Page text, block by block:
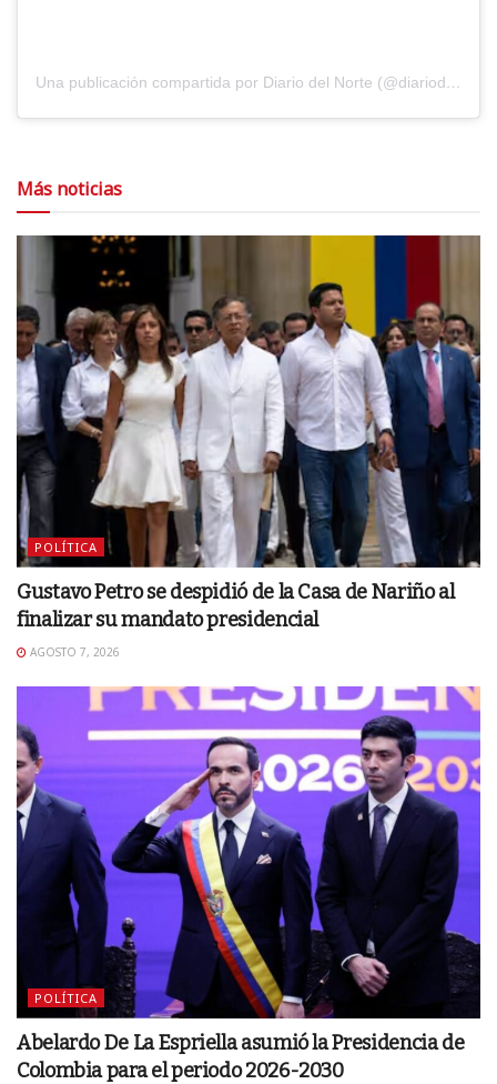
Una publicación compartida por Diario del Norte (@diariodelnorte)
Más noticias
POLÍTICA
Gustavo Petro se despidió de la Casa de Nariño al
finalizar su mandato presidencial
AGOSTO 7, 2026
POLÍTICA
Abelardo De La Espriella asumió la Presidencia de
Colombia para el periodo 2026-2030